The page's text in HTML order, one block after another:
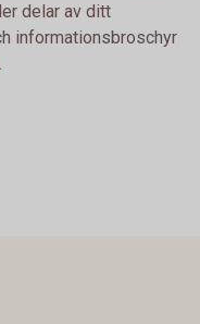
delar av ditt
informationsbroschyr